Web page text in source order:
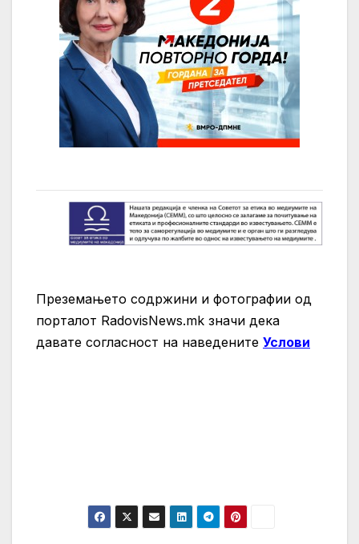
Преземањето содржини и фотографии од
порталот RadovisNews.mk значи дека
давате согласност на нaведените Услови